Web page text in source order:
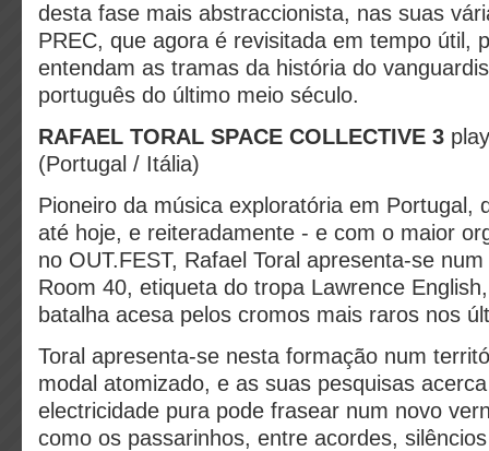
desta fase mais abstraccionista, nas suas
PREC, que agora é revisitada em tempo útil,
entendam as tramas da história do
português do último meio século.
RAFAEL TORAL SPACE COLLECTIVE 3
(Portugal / Itália)
Pioneiro da música exploratória em Portugal,
até hoje, e reiteradamente - e com o maior
no OUT.FEST, Rafael Toral apresenta-se
Room 40, etiqueta do tropa Lawrence
batalha acesa pelos cromos mais raros nos
Toral apresenta-se nesta formação num
modal atomizado, e as suas pesquisas
electricidade pura pode frasear num novo
como os passarinhos, entre acordes,